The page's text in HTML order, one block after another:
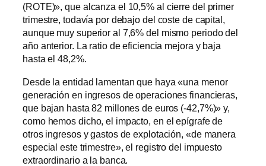
(ROTE)», que alcanza el 10,5% al cierre del primer
trimestre, todavía por debajo del coste de capital,
aunque muy superior al 7,6% del mismo periodo del
año anterior. La ratio de eficiencia mejora y baja
hasta el 48,2%.
Desde la entidad lamentan que haya «una menor
generación en ingresos de operaciones financieras,
que bajan hasta 82 millones de euros (-42,7%)» y,
como hemos dicho, el impacto, en el epígrafe de
otros ingresos y gastos de explotación, «de manera
especial este trimestre», el registro del impuesto
extraordinario a la banca.